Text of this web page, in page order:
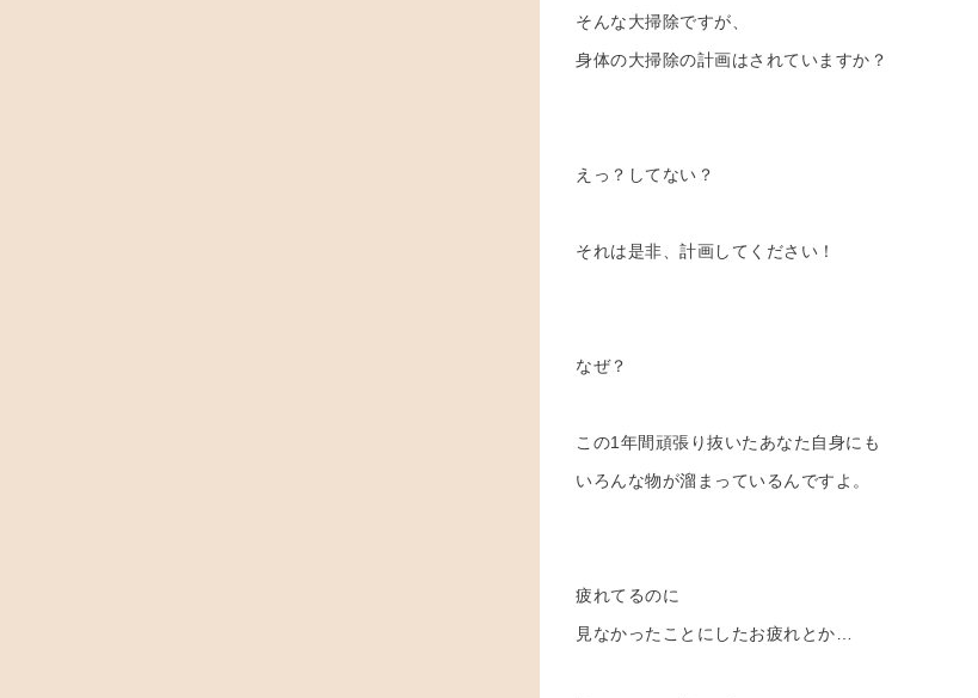
そんな大掃除ですが、
身体の大掃除の計画はされていますか？
えっ？してない？
それは是非、計画してください！
なぜ？
この1年間頑張り抜いたあなた自身にも
いろんな物が溜まっているんですよ。
疲れてるのに
見なかったことにしたお疲れとか…